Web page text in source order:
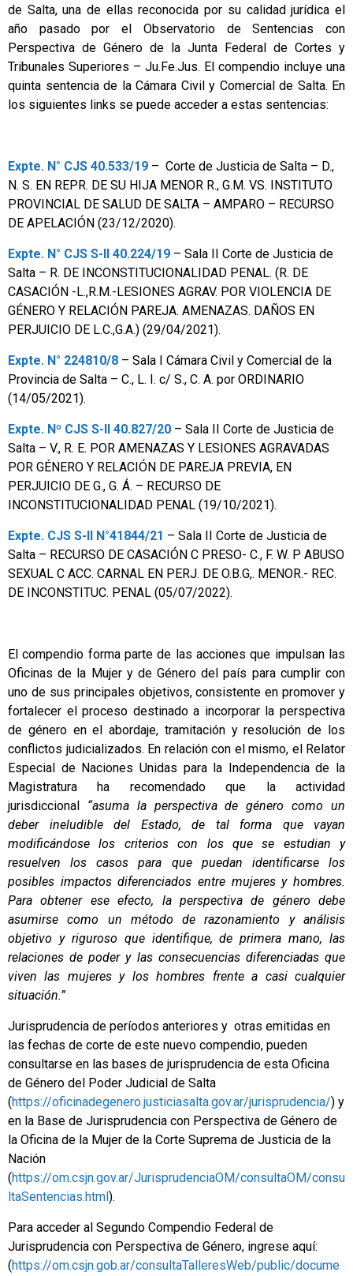
de Salta, una de ellas reconocida por su calidad jurídica el
año pasado por el Observatorio de Sentencias con
Perspectiva de Género de la Junta Federal de Cortes y
Tribunales Superiores – Ju.Fe.Jus. El compendio incluye una
quinta sentencia de la Cámara Civil y Comercial de Salta. En
los siguientes links se puede acceder a estas sentencias:
Expte. N° CJS 40.533/19 – Corte de Justicia de Salta – D.,
N. S. EN REPR. DE SU HIJA MENOR R., G.M. VS. INSTITUTO
PROVINCIAL DE SALUD DE SALTA – AMPARO – RECURSO
DE APELACIÓN (23/12/2020).
Expte. N° CJS S-II 40.224/19 – Sala II Corte de Justicia de
Salta – R. DE INCONSTITUCIONALIDAD PENAL. (R. DE
CASACIÓN -L.,R.M.-LESIONES AGRAV. POR VIOLENCIA DE
GÉNERO Y RELACIÓN PAREJA. AMENAZAS. DAÑOS EN
PERJUICIO DE L.C.,G.A.) (29/04/2021).
Expte. N° 224810/8 – Sala I Cámara Civil y Comercial de la
Provincia de Salta – C., L. I. c/ S., C. A. por ORDINARIO
(14/05/2021).
Expte. Nº CJS S-II 40.827/20 – Sala II Corte de Justicia de
Salta – V., R. E. POR AMENAZAS Y LESIONES AGRAVADAS
POR GÉNERO Y RELACIÓN DE PAREJA PREVIA, EN
PERJUICIO DE G., G. Á. – RECURSO DE
INCONSTITUCIONALIDAD PENAL (19/10/2021).
Expte. CJS S-II N°41844/21 – Sala II Corte de Justicia de
Salta – RECURSO DE CASACIÓN C PRESO- C., F. W. P ABUSO
SEXUAL C ACC. CARNAL EN PERJ. DE O.B.G,. MENOR.- REC.
DE INCONSTITUC. PENAL (05/07/2022).
El compendio forma parte de las acciones que impulsan las
Oficinas de la Mujer y de Género del país para cumplir con
uno de sus principales objetivos, consistente en promover y
fortalecer el proceso destinado a incorporar la perspectiva
de género en el abordaje, tramitación y resolución de los
conflictos judicializados. En relación con el mismo, el Relator
Especial de Naciones Unidas para la Independencia de la
Magistratura ha recomendado que la actividad
jurisdiccional “asuma la perspectiva de género como un
deber ineludible del Estado, de tal forma que vayan
modificándose los criterios con los que se estudian y
resuelven los casos para que puedan identificarse los
posibles impactos diferenciados entre mujeres y hombres.
Para obtener ese efecto, la perspectiva de género debe
asumirse como un método de razonamiento y análisis
objetivo y riguroso que identifique, de primera mano, las
relaciones de poder y las consecuencias diferenciadas que
viven las mujeres y los hombres frente a casi cualquier
situación.”
Jurisprudencia de períodos anteriores y otras emitidas en
las fechas de corte de este nuevo compendio, pueden
consultarse en las bases de jurisprudencia de esta Oficina
de Género del Poder Judicial de Salta
(https://oficinadegenero.justiciasalta.gov.ar/jurisprudencia/) y
en la Base de Jurisprudencia con Perspectiva de Género de
la Oficina de la Mujer de la Corte Suprema de Justicia de la
Nación
(https://om.csjn.gov.ar/JurisprudenciaOM/consultaOM/consu
ltaSentencias.html ).
Para acceder al Segundo Compendio Federal de
Jurisprudencia con Perspectiva de Género, ingrese aquí:
(https://om.csjn.gob.ar/consultaTalleresWeb/public/docume